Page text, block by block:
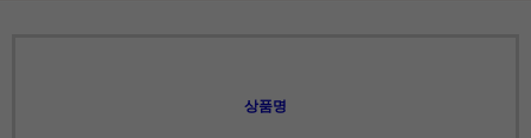
상품명